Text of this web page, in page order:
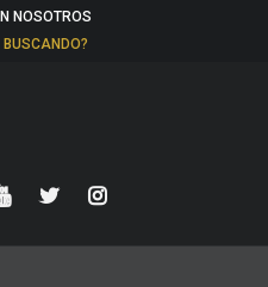
NOSOTROS